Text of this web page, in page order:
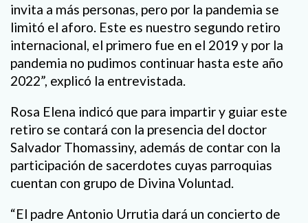
invita a más personas, pero por la pandemia se
limitó el aforo. Este es nuestro segundo retiro
internacional, el primero fue en el 2019 y por la
pandemia no pudimos continuar hasta este año
2022”, explicó la entrevistada.
Rosa Elena indicó que para impartir y guiar este
retiro se contará con la presencia del doctor
Salvador Thomassiny, además de contar con la
participación de sacerdotes cuyas parroquias
cuentan con grupo de Divina Voluntad.
“El padre Antonio Urrutia dará un concierto de